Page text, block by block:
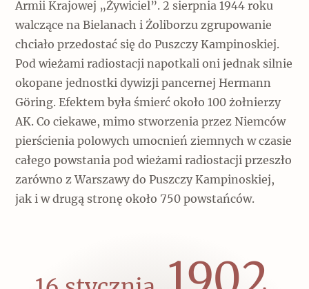
Armii Krajowej „Żywiciel”. 2 sierpnia 1944 roku
walczące na Bielanach i Żoliborzu zgrupowanie
chciało przedostać się do Puszczy Kampinoskiej.
Pod wieżami radiostacji napotkali oni jednak silnie
okopane jednostki dywizji pancernej Hermann
Göring. Efektem była śmierć około 100 żołnierzy
AK. Co ciekawe, mimo stworzenia przez Niemców
pierścienia polowych umocnień ziemnych w czasie
całego powstania pod wieżami radiostacji przeszło
zarówno z Warszawy do Puszczy Kampinoskiej,
jak i w drugą stronę około 750 powstańców.